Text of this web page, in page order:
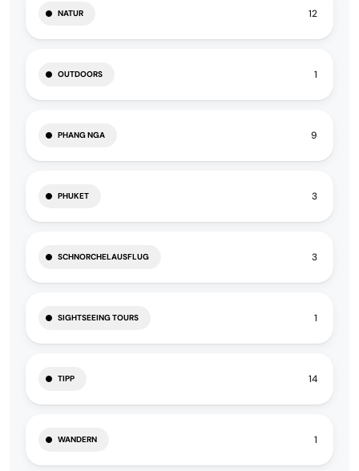
NATUR 12
OUTDOORS 1
PHANG NGA 9
PHUKET 3
SCHNORCHELAUSFLUG 3
SIGHTSEEING TOURS 1
TIPP 14
WANDERN 1